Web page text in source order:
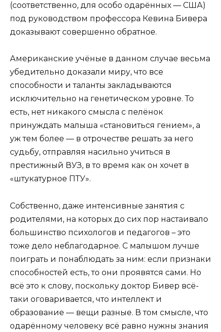
(соответственно, для особо одарённых — США)
под руководством профессора Кевина Бивера
доказывают совершенно обратное.
Американские учёные в данном случае весьма
убедительно доказали миру, что все
способности и таланты закладываются
исключительно на генетическом уровне. То
есть, нет никакого смысла с пелёнок
принуждать малыша «становиться гением», а
уж тем более — в отрочестве решать за него
судьбу, отправляя насильно учиться в
престижный ВУЗ, в то время как он хочет в
«штукатурное ПТУ».
Собственно, даже интенсивные занятия с
родителями, на которых до сих пор настаивало
большинство психологов и педагогов – это
тоже дело неблагодарное. С малышом лучше
поиграть и понаблюдать за ним: если признаки
способностей есть, то они проявятся сами. Но
всё это к слову, поскольку доктор Бивер всё-
таки оговаривается, что интеллект и
образование — вещи разные. В том смысле, что
одарённому человеку всё равно нужны знания